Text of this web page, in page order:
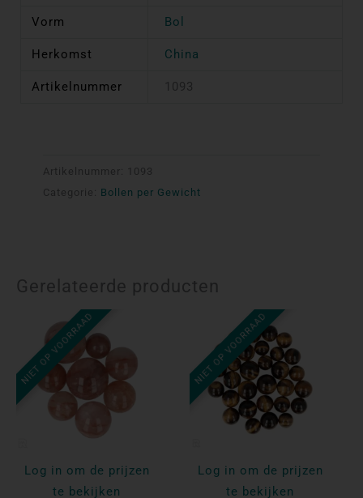
Vorm Bol
Herkomst China
Artikelnummer 1093
Artikelnummer:
1093
Categorie:
Bollen per Gewicht
Gerelateerde producten
NIET OP VOORRAAD
Log in om de prijzen
te bekijken
NIET OP VOORRAAD
Log in om de prijzen
te bekijken